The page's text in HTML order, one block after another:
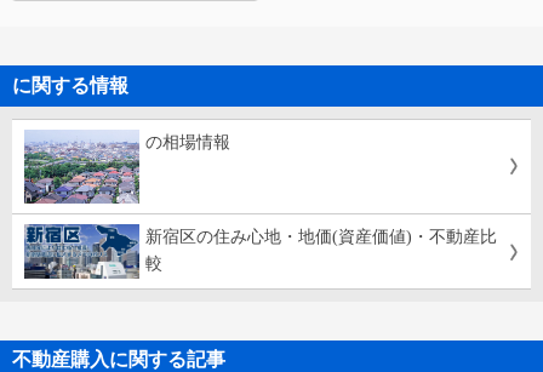
に関する情報
の相場情報
新宿区の住み心地・地価(資産価値)・不動産比
較
不動産購入に関する記事